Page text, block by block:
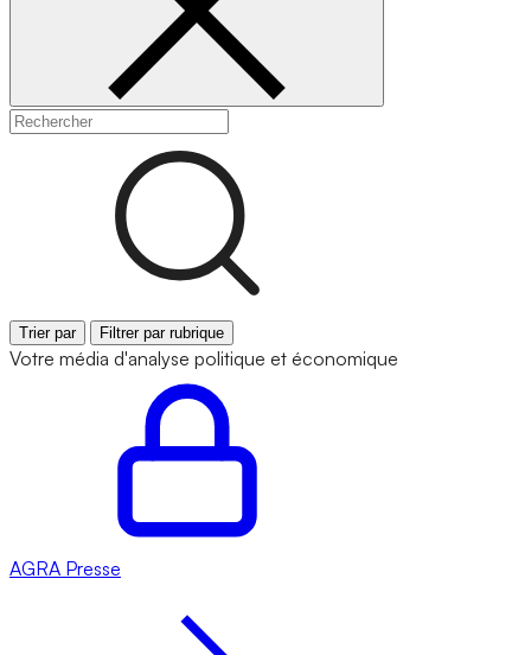
Trier par Filtrer par rubrique
Votre média d'analyse politique et économique
AGRA Presse